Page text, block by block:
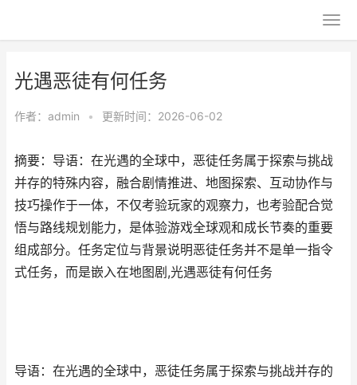
光遇恶徒有何任务
作者： admin • 更新时间：2026-06-02
摘要：导语：在光遇的全球中，恶徒任务属于探索与挑战
并存的特殊内容，融合剧情推进、地图探索、互动协作与
技巧操作于一体，不仅考验玩家的观察力，也考验配合觉
悟与路线规划能力，是体验游戏全球观和成长节奏的重要
组成部分。任务定位与背景说明恶徒任务并不是单一指令
式任务，而是嵌入在地图剧,光遇恶徒有何任务
导语：在光遇的全球中，恶徒任务属于探索与挑战并存的